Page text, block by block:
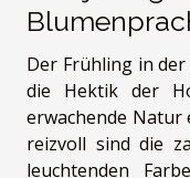
Der Frühling in
die Hektik der
erwachende Natur
reizvoll sind die
leuchtenden